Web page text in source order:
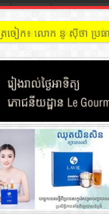
រចៀក ៖ អគារ Sky 31